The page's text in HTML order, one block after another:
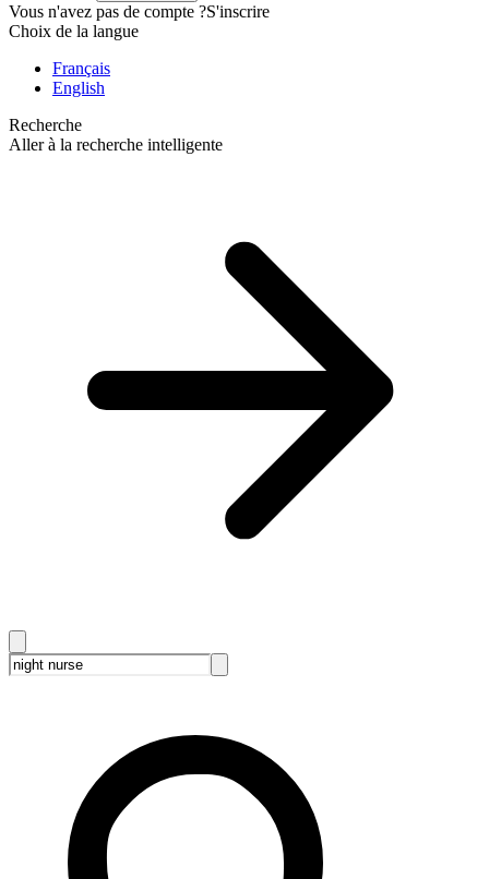
Vous n'avez pas de compte ?S'inscrire
Choix de la langue
Français
English
Recherche
Aller à la recherche intelligente